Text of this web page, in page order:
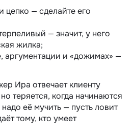
цепко — сделайте его
— значит, у него
жилка;
аргументации и «дожимах» —
Ира отвечает клиенту
теряется, когда начинаются
её мучить — пусть ловит
тому, кто умеет